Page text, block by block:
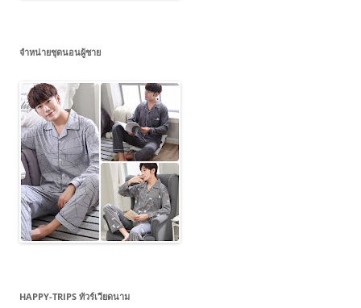
จำหน่ายชุดนอนผู้ชาย
HAPPY-TRIPS ทัวร์เวียดนาม